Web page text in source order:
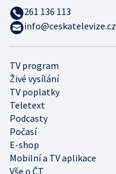
TV program
Živé vysílání
TV poplatky
Teletext
Podcasty
Počasí
E-shop
Mobilní a TV aplikace
Vše o ČT
261 136 113
info@ceskatelevize.cz